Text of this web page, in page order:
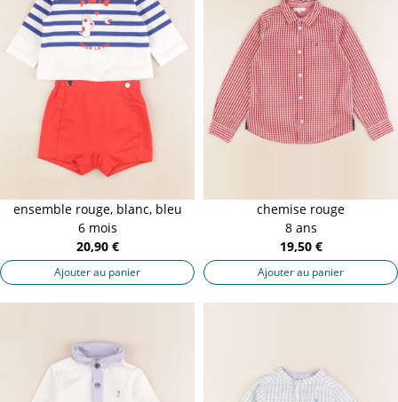
ensemble rouge, blanc, bleu
6 mois
20,90 €
Ajouter au panier
chemise rouge
8 ans
19,50 €
Ajouter au panier